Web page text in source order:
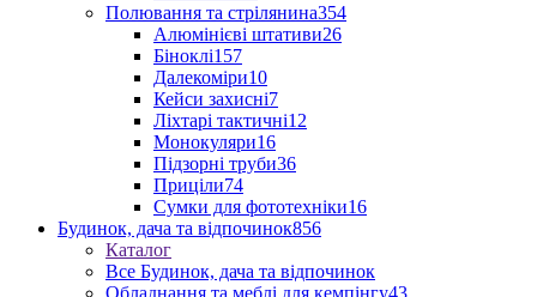
Полювання та стрілянина354
Алюмінієві штативи26
Біноклі157
Далекоміри10
Кейси захисні7
Ліхтарі тактичні12
Монокуляри16
Підзорні труби36
Приціли74
Сумки для фототехніки16
Будинок, дача та відпочинок856
Каталог
Все Будинок, дача та відпочинок
Обладнання та меблі для кемпінгу43